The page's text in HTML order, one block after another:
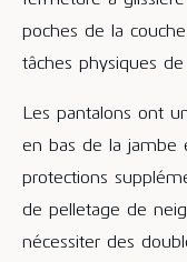
poches de la
tâches physiques
Les pantalons ont
en bas de la jambe
protections
de pelletage de
nécessiter des